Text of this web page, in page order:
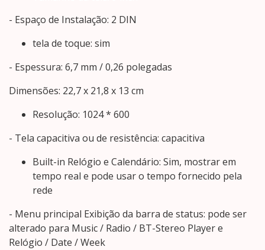
- Espaço de Instalação: 2 DIN
tela de toque: sim
- Espessura: 6,7 mm / 0,26 polegadas
Dimensões: 22,7 x 21,8 x 13 cm
Resolução: 1024 * 600
- Tela capacitiva ou de resistência: capacitiva
Built-in Relógio e Calendário: Sim, mostrar em
tempo real e pode usar o tempo fornecido pela
rede
- Menu principal Exibição da barra de status: pode ser
alterado para Music / Radio / BT-Stereo Player e
Relógio / Date / Week